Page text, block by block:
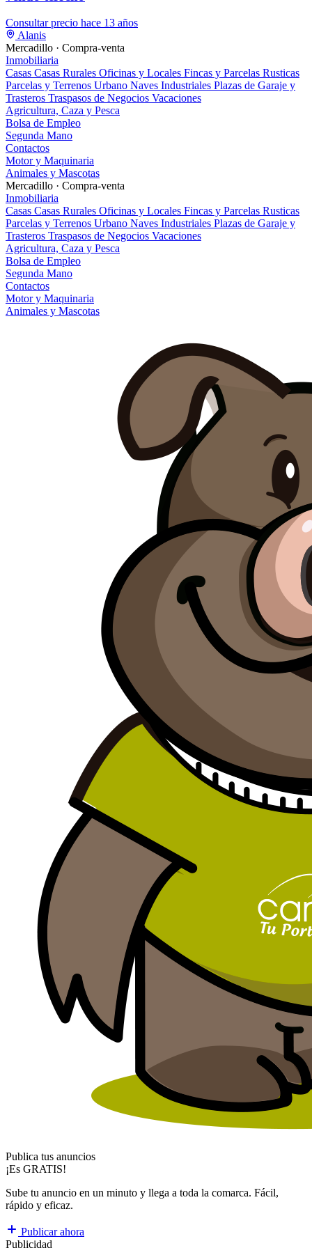
Consultar precio hace 13 años
Alanis
Mercadillo · Compra-venta
Inmobiliaria
Casas Casas Rurales Oficinas y Locales Fincas y Parcelas Rusticas
Parcelas y Terrenos Urbano Naves Industriales Plazas de Garaje y
Trasteros Traspasos de Negocios Vacaciones
Agricultura, Caza y Pesca
Bolsa de Empleo
Segunda Mano
Contactos
Motor y Maquinaria
Animales y Mascotas
Mercadillo · Compra-venta
Inmobiliaria
Casas Casas Rurales Oficinas y Locales Fincas y Parcelas Rusticas
Parcelas y Terrenos Urbano Naves Industriales Plazas de Garaje y
Trasteros Traspasos de Negocios Vacaciones
Agricultura, Caza y Pesca
Bolsa de Empleo
Segunda Mano
Contactos
Motor y Maquinaria
Animales y Mascotas
Publica tus anuncios
¡Es GRATIS!
Sube tu anuncio en un minuto y llega a toda la comarca. Fácil,
rápido y eficaz.
Publicar ahora
Publicidad